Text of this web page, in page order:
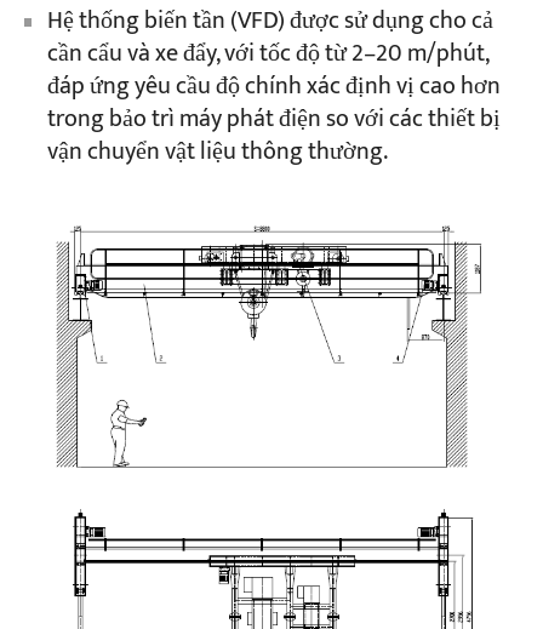
Hệ thống biến tần (VFD) được sử dụng cho cả
cần cẩu và xe đẩy, với tốc độ từ 2–20 m/phút,
đáp ứng yêu cầu độ chính xác định vị cao hơn
trong bảo trì máy phát điện so với các thiết bị
vận chuyển vật liệu thông thường.